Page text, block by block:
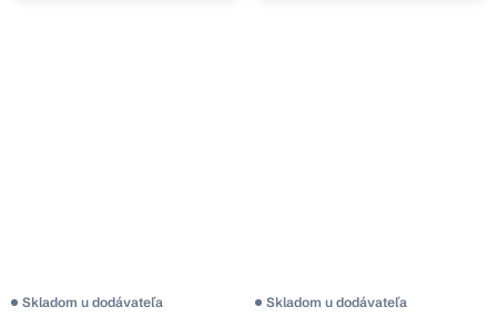
Skladom u dodávateľa Skladom u dodávateľa